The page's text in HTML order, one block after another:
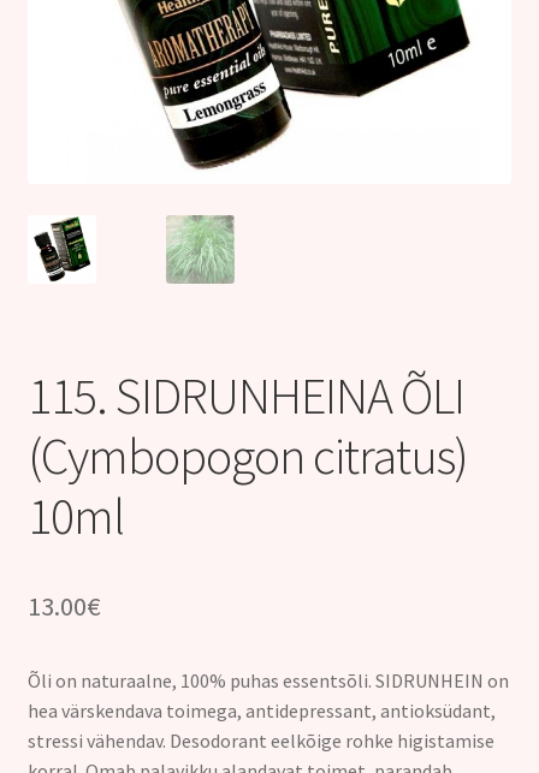
115. SIDRUNHEINA ÕLI
(Cymbopogon citratus)
10ml
13.00€
Õli on naturaalne, 100% puhas essentsõli. SIDRUNHEIN on
hea värskendava toimega, antidepressant, antioksüdant,
stressi vähendav. Desodorant eelkõige rohke higistamise